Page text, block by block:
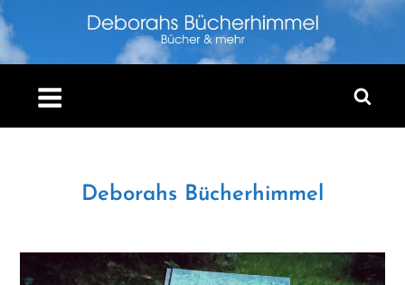
Skip
to
content
Deborahs Bücherhimmel